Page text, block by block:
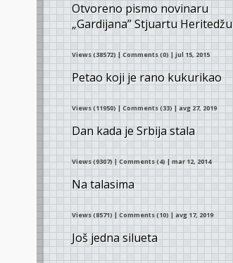
Otvoreno pismo novinaru
„Gardijana” Stjuartu Heritedžu
Views (38572)|Comments (0)| jul 15, 2015
Petao koji je rano kukurikao
Views (11950)|Comments (33)| avg 27, 2019
Dan kada je Srbija stala
Views (9307)|Comments (4)| mar 12, 2014
Na talasima
Views (8571) | Comments (10) | avg 17, 2019
Još jedna silueta